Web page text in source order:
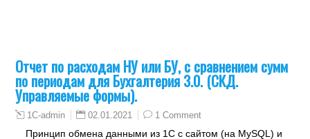
Отчет по расходам НУ или БУ, с сравнением сумм
по периодам для Бухгалтерия 3.0. (СКД.
Управляемые формы).
1C-admin 02.01.2021 1 Comment
Принцип обмена данными из 1С с сайтом (на MySQL) и